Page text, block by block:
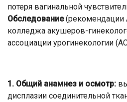
потеря вагинальной
Обследование(рекомендации
колледжа акушеров-
ассоциации урогинекологии
1. Общий анамнез и осмотр:
дисплазии соединительной